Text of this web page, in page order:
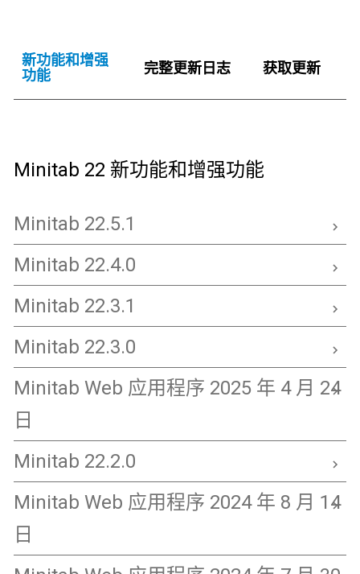
新功能和增强
功能
完整更新日志 获取更新
Minitab 22 新功能和增强功能
Minitab 22.5.1
Minitab 22.4.0
Minitab 22.3.1
Minitab 22.3.0
Minitab Web 应用程序 2025 年 4 月 24
日
Minitab 22.2.0
Minitab Web 应用程序 2024 年 8 月 14
日